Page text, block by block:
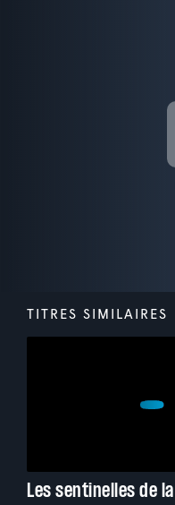
TITRES SIMILAIRES